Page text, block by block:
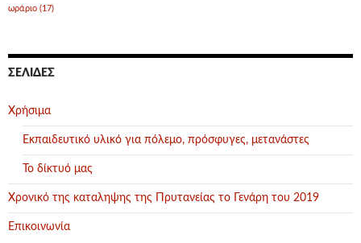
ωράριο (17)
ΣΕΛΊΔΕΣ
Χρήσιμα
Εκπαιδευτικό υλικό για πόλεμο, πρόσφυγες, μετανάστες
Το δίκτυό μας
Χρονικό της καταληψης της Πρυτανείας το Γενάρη του 2019
Επικοινωνία